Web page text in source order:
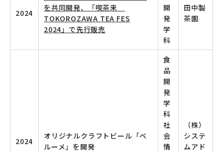
2024
を共同開発、「喫茶来
TOKOROZAWA TEA FES
2024」で先行販売
開
発
学
科
田中製
茶園
2024
オリジナルクラフトビール「ベ
ルーメ」を開発
食
品
開
発
学
科
社
会
情
（株）
システ
ムアド